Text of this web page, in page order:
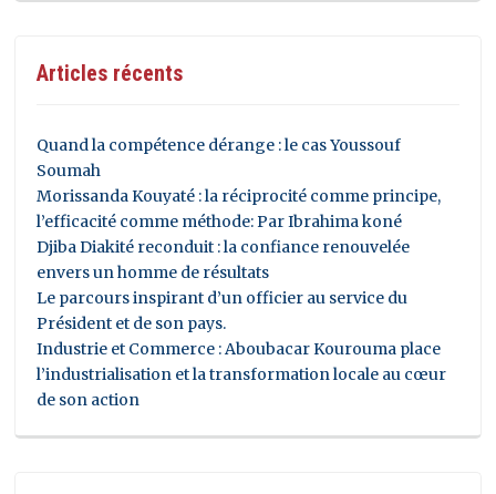
Articles récents
Quand la compétence dérange : le cas Youssouf
Soumah
Morissanda Kouyaté : la réciprocité comme principe,
l’efficacité comme méthode: Par Ibrahima koné
Djiba Diakité reconduit : la confiance renouvelée
envers un homme de résultats
Le parcours inspirant d’un officier au service du
Président et de son pays.
Industrie et Commerce : Aboubacar Kourouma place
l’industrialisation et la transformation locale au cœur
de son action